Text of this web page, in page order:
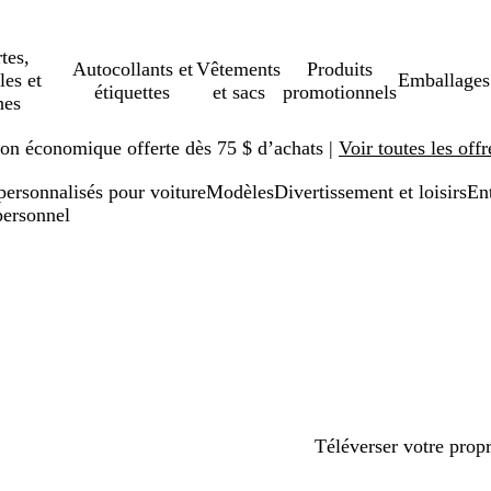
et
Autocollants et
étiquettes
Vêtements
et sacs
Produits
promotionnels
Emballages
économique offerte dès 75 $ d’achats | Voir toutes les
pour voitureModèlesDivertissement et loisirs
Téléverser votre